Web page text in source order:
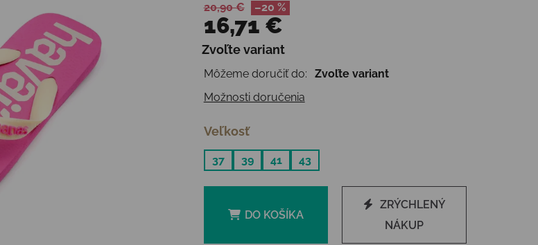
20,90 € –20 %
16,71 €
Jednotková cena:
Zvoľte variant
Môžeme doručiť do:
Zvoľte variant
Možnosti doručenia
Veľkosť
37 39 41 43
DO KOŠÍKA
ZRÝCHLENÝ
NÁKUP